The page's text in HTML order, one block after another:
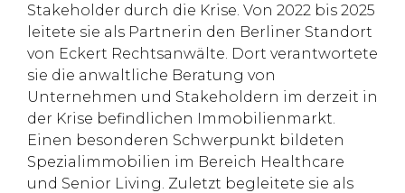
Stakeholder durch die Krise. Von 2022 bis 2025
leitete sie als Partnerin den Berliner Standort
von Eckert Rechtsanwälte. Dort verantwortete
sie die anwaltliche Beratung von
Unternehmen und Stakeholdern im derzeit in
der Krise befindlichen Immobilienmarkt.
Einen besonderen Schwerpunkt bildeten
Spezialimmobilien im Bereich Healthcare
und Senior Living. Zuletzt begleitete sie als